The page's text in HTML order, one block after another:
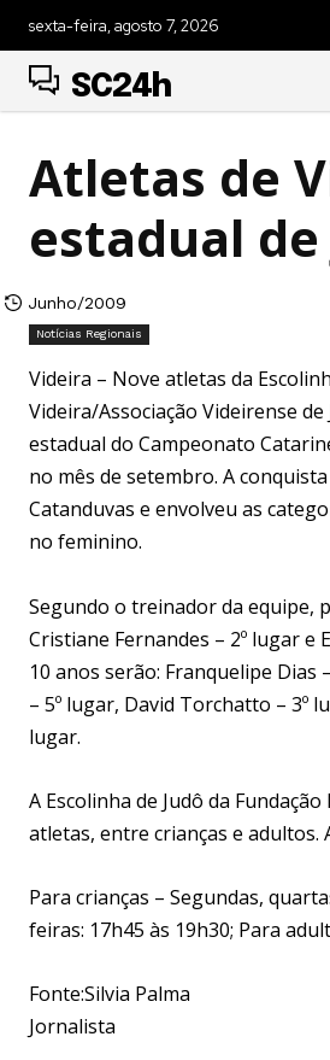
sexta-feira, agosto 7, 2026
SC24h
Atletas de
estadual de
Junho/2009
Notícias Regionais
Videira – Nove atletas da
Videira/Associação Videirense
estadual do Campeonato
no mês de setembro. A
Catanduvas e envolveu as
no feminino.
Segundo o treinador da equipe,
Cristiane Fernandes – 2º lugar
10 anos serão: Franquelipe Dias
– 5º lugar, David Torchatto – 3º
lugar.
A Escolinha de Judô da
atletas, entre crianças e adultos.
Para crianças – Segundas,
feiras: 17h45 às 19h30; Para
Fonte:Silvia Palma
Jornalista